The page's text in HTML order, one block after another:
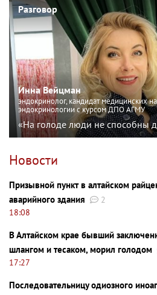
Разговор
Инна Вейцман
эндокринолог, кандидат медицинских
эндокринологии с курсом ДПО АГМУ
«На голоде люди не способны
Новости
Призывной пункт в алтайском
аварийного здания
2
18:08
В Алтайском крае бывший
шлангом и тесаком, морил голодом
17:27
Последовательницу одиозного